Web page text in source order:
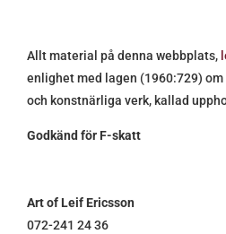
Allt material på denna webbplats,
enlighet med lagen (1960:729)
och konstnärliga verk, kallad
Godkänd för F-skatt
Art of Leif Ericsson
072-241 24 36